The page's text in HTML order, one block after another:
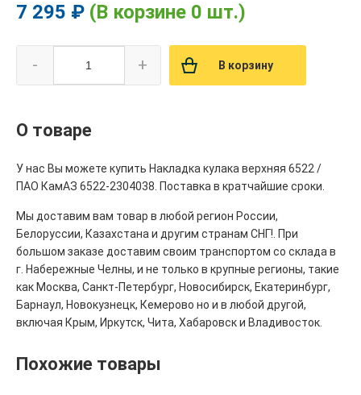
7 295 ₽ (В корзине 0 шт.)
- + В корзину
О товаре
У нас Вы можете купить Накладка кулака верхняя 6522 /
ПАО КамАЗ 6522-2304038. Поставка в кратчайшие сроки.
Мы доставим вам товар в любой регион России,
Белоруссии, Казахстана и другим странам СНГ!. При
большом заказе доставим своим транспортом со склада в
г. Набережные Челны, и не только в крупные регионы, такие
как Москва, Санкт-Петербург, Новосибирск, Екатеринбург,
Барнаул, Новокузнецк, Кемерово но и в любой другой,
включая Крым, Иркутск, Чита, Хабаровск и Владивосток.
Похожие товары